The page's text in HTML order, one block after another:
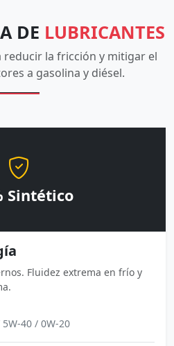
DE LUBRICANTES
reducir la fricción y mitigar el
a gasolina y diésel.
Sintético
Fluidez extrema en frío y
5W-40 / 0W-20